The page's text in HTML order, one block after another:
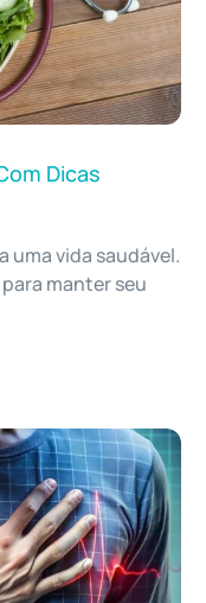
Dicas
uma vida saudável.
manter seu